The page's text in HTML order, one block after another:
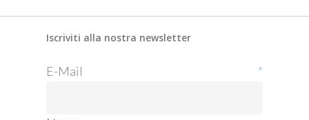
Iscriviti alla nostra newsletter
E-Mail *